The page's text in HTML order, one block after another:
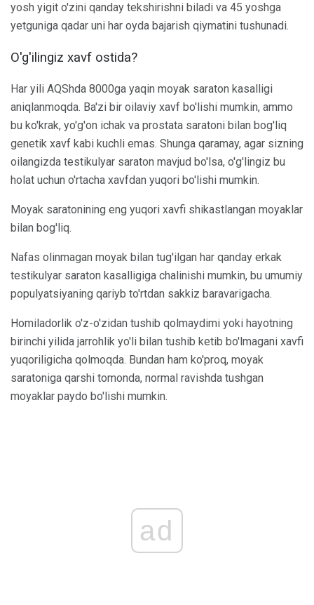
yosh yigit o'zini qanday tekshirishni biladi va 45 yoshga
yetguniga qadar uni har oyda bajarish qiymatini tushunadi.
O'g'ilingiz xavf ostida?
Har yili AQShda 8000ga yaqin moyak saraton kasalligi
aniqlanmoqda. Ba'zi bir oilaviy xavf bo'lishi mumkin, ammo
bu ko'krak, yo'g'on ichak va prostata saratoni bilan bog'liq
genetik xavf kabi kuchli emas. Shunga qaramay, agar sizning
oilangizda testikulyar saraton mavjud bo'lsa, o'g'lingiz bu
holat uchun o'rtacha xavfdan yuqori bo'lishi mumkin.
Moyak saratonining eng yuqori xavfi shikastlangan moyaklar
bilan bog'liq.
Nafas olinmagan moyak bilan tug'ilgan har qanday erkak
testikulyar saraton kasalligiga chalinishi mumkin, bu umumiy
populyatsiyaning qariyb to'rtdan sakkiz baravarigacha.
Homiladorlik o'z-o'zidan tushib qolmaydimi yoki hayotning
birinchi yilida jarrohlik yo'li bilan tushib ketib bo'lmagani xavfi
yuqoriligicha qolmoqda. Bundan ham ko'proq, moyak
saratoniga qarshi tomonda, normal ravishda tushgan
moyaklar paydo bo'lishi mumkin.
ad